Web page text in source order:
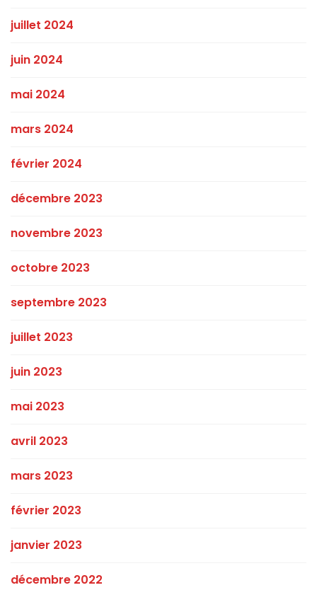
juillet 2024
juin 2024
mai 2024
mars 2024
février 2024
décembre 2023
novembre 2023
octobre 2023
septembre 2023
juillet 2023
juin 2023
mai 2023
avril 2023
mars 2023
février 2023
janvier 2023
décembre 2022